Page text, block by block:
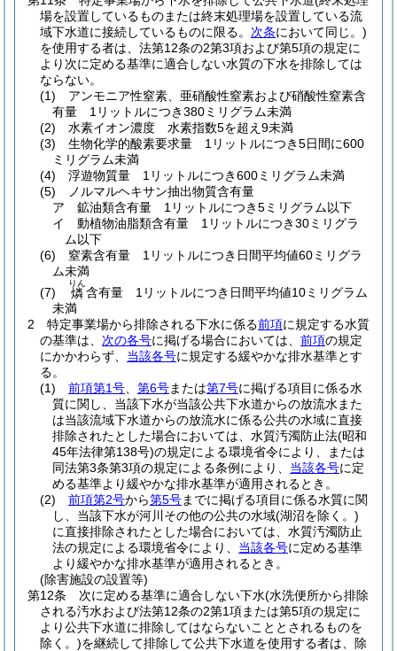
場を設置しているものまたは終末処理場を設置している流
域下水道に接続しているものに限る。 次条において同じ。)
を使用する者は、法第12条の2第3項および第5項の規定に
より次に定める基準に適合しない水質の下水を排除しては
ならない。
(1)
アンモニア性窒素、亜硝酸性窒素および硝酸性窒素含
有量 1リットルにつき380ミリグラム未満
(2)
水素イオン濃度 水素指数5を超え9未満
(3)
生物化学的酸素要求量 1リットルにつき5日間に600
ミリグラム未満
(4)
浮遊物質量 1リットルにつき600ミリグラム未満
(5)
ノルマルヘキサン抽出物質含有量
ア
鉱油類含有量 1リットルにつき5ミリグラム以下
イ
動植物油脂類含有量 1リットルにつき30ミリグラ
ム以下
(6)
窒素含有量 1リットルにつき日間平均値60ミリグラ
ム未満
(7)
燐
りん
含有量 1リットルにつき日間平均値10ミリグラム
未満
2
特定事業場から排除される下水に係る前項に規定する水質
の基準は、 次の各号に掲げる場合においては、 前項の規定
にかかわらず、 当該各号に規定する緩やかな排水基準とす
る。
(1)
前項第1号 第6号または第7号に掲げる項目に係る水
質に関し、当該下水が当該公共下水道からの放流水また
は当該流域下水道からの放流水に係る公共の水域に直接
排除されたとした場合においては、水質汚濁防止法(昭和
45年法律第138号)の規定による環境省令により、または
同法第3条第3項の規定による条例により、 当該各号に定
める基準より緩やかな排水基準が適用されるとき。
(2)
前項第2号から第5号までに掲げる項目に係る水質に関
し、当該下水が河川その他の公共の水域(湖沼を除く。)
に直接排除されたとした場合においては、水質汚濁防止
法の規定による環境省令により、 当該各号に定める基準
より緩やかな排水基準が適用されるとき。
(除害施設の設置等)
第12条
次に定める基準に適合しない下水(水洗便所から排除
される汚水および法第12条の2第1項または第5項の規定に
より公共下水道に排除してはならないこととされるものを
除く。)を継続して排除して公共下水道を使用する者は、除